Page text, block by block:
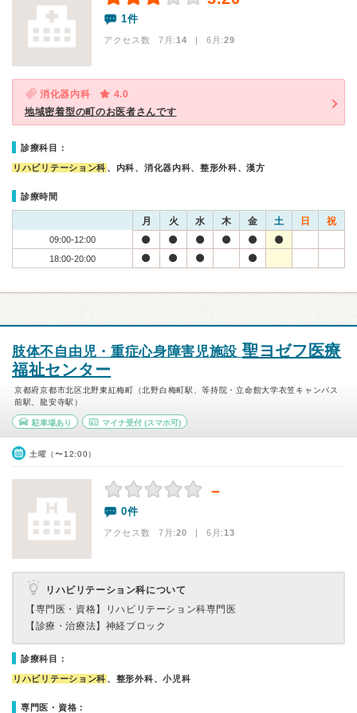
1件
アクセス数 7月:14 | 6月:29
消化器内科
4.0
地域密着型の町のお医者さんです
診療科目：
リハビリテーション科 、内科、消化器内科、整形外科、漢方
診療時間
月 火 水 木 金 土 日 祝
09:00-12:00
18:00-20:00
肢体不自由児・重症心身障害児施設 聖ヨゼフ医療
福祉センター
京都府京都市北区北野東紅梅町（北野白梅町駅、等持院・立命館大学衣笠キャンパス
前駅、龍安寺駅）
駐車場あり マイナ受付(スマホ可)
土曜（〜12:00）
－
0件
アクセス数 7月:20 | 6月:13
リハビリテーション科について
【専門医・資格】
リハビリテーション科専門医
【診療・治療法】 神経ブロック
診療科目：
リハビリテーション科 、整形外科、小児科
専門医・資格：